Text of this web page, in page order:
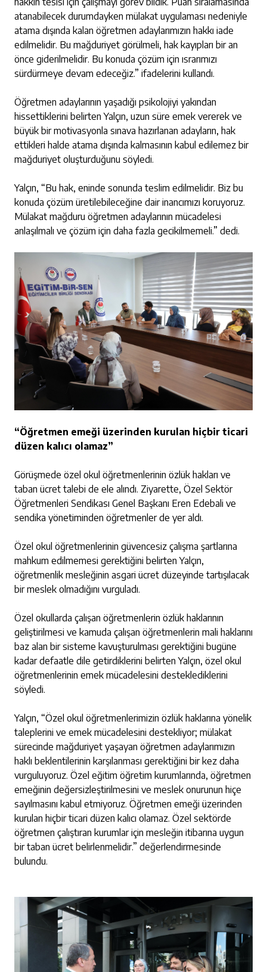
atanabilecek durumdayken mülakat uygulaması nedeniyle
atama dışında kalan öğretmen adaylarımızın hakkı iade
edilmelidir. Bu mağduriyet görülmeli, hak kayıpları bir an
önce giderilmelidir. Bu konuda çözüm için ısrarımızı
sürdürmeye devam edeceğiz.” ifadelerini kullandı.
Öğretmen adaylarının yaşadığı psikolojiyi yakından
hissettiklerini belirten Yalçın, uzun süre emek vererek ve
büyük bir motivasyonla sınava hazırlanan adayların, hak
ettikleri halde atama dışında kalmasının kabul edilemez bir
mağduriyet oluşturduğunu söyledi.
Yalçın, “Bu hak, eninde sonunda teslim edilmelidir. Biz bu
konuda çözüm üretilebileceğine dair inancımızı koruyoruz.
Mülakat mağduru öğretmen adaylarının mücadelesi
anlaşılmalı ve çözüm için daha fazla gecikilmemeli.” dedi.
“Öğretmen emeği üzerinden kurulan hiçbir ticari
düzen kalıcı olamaz”
Görüşmede özel okul öğretmenlerinin özlük hakları ve
taban ücret talebi de ele alındı. Ziyarette, Özel Sektör
Öğretmenleri Sendikası Genel Başkanı Eren Edebali ve
sendika yönetiminden öğretmenler de yer aldı.
Özel okul öğretmenlerinin güvencesiz çalışma şartlarına
mahkum edilmemesi gerektiğini belirten Yalçın,
öğretmenlik mesleğinin asgari ücret düzeyinde tartışılacak
bir meslek olmadığını vurguladı.
Özel okullarda çalışan öğretmenlerin özlük haklarının
geliştirilmesi ve kamuda çalışan öğretmenlerin mali haklarını
baz alan bir sisteme kavuşturulması gerektiğini bugüne
kadar defaatle dile getirdiklerini belirten Yalçın, özel okul
öğretmenlerinin emek mücadelesini desteklediklerini
söyledi.
Yalçın, “Özel okul öğretmenlerimizin özlük haklarına yönelik
taleplerini ve emek mücadelesini destekliyor; mülakat
sürecinde mağduriyet yaşayan öğretmen adaylarımızın
haklı beklentilerinin karşılanması gerektiğini bir kez daha
vurguluyoruz. Özel eğitim öğretim kurumlarında, öğretmen
emeğinin değersizleştirilmesini ve meslek onurunun hiçe
sayılmasını kabul etmiyoruz. Öğretmen emeği üzerinden
kurulan hiçbir ticari düzen kalıcı olamaz. Özel sektörde
öğretmen çalıştıran kurumlar için mesleğin itibarına uygun
bir taban ücret belirlenmelidir.” değerlendirmesinde
bulundu.